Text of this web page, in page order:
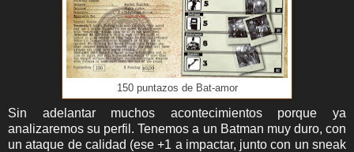
150 puntazos de Bat-amor
Sin adelantar muchos acontecimientos porque ya
analizaremos su perfil. Tenemos a un Batman muy duro, con
un ataque de calidad (ese +1 a impactar, junto con un sneak